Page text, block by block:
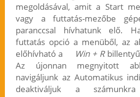
megoldásával, amit a Start
vagy a futtatás-mezőbe
paranccsal hívhatunk elő.
futtatás opció a menüből, az
előhívható a
Win + R
Az újonnan megnyitott
navigáljunk az Automatikus
deaktiváljuk a számunkra